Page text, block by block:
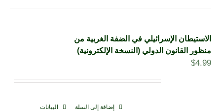
الاستيطان الإسرائيلي في الضفة الغربية من
منظور القانون الدولي (النسخة الإلكترونية)
$4.99
إضافة إلى السلة البيانات